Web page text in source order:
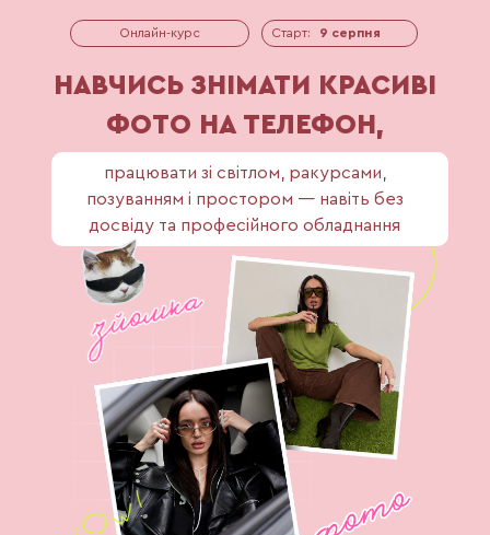
Онлайн-курс Старт:
НАВЧИСЬ ЗНІМАТИ КРАСИВІ
ФОТО НА ТЕЛЕФОН,
9 серпня
працювати зі світлом, ракурсами,
позуванням і простором — навіть без
досвіду та професійного обладнання